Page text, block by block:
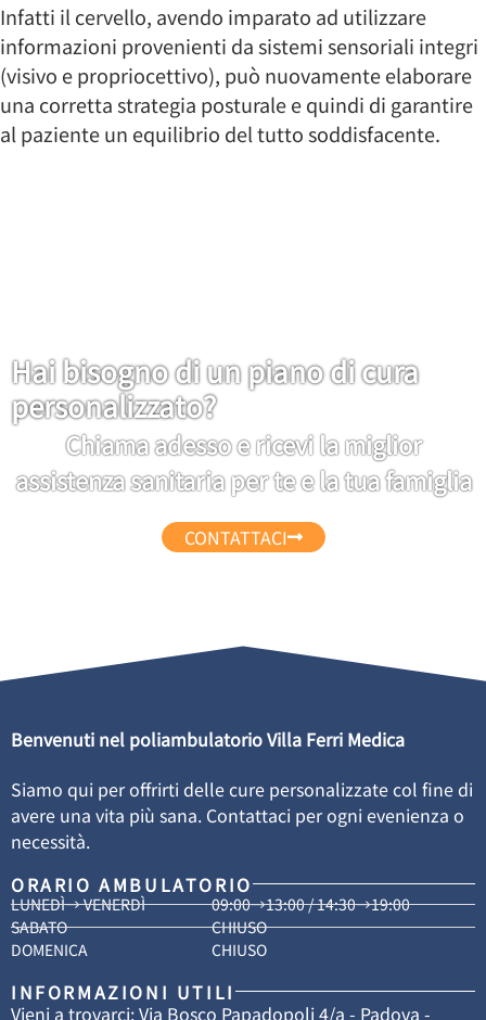
Infatti il cervello, avendo imparato ad utilizzare
informazioni provenienti da sistemi sensoriali integri
(visivo e propriocettivo), può nuovamente elaborare
una corretta strategia posturale e quindi di garantire
al paziente un equilibrio del tutto soddisfacente.
Hai bisogno di un piano di cura
personalizzato?
Chiama adesso e ricevi la miglior
assistenza sanitaria per te e la tua famiglia
CONTATTACI
Benvenuti nel poliambulatorio Villa Ferri Medica
Siamo qui per offrirti delle cure personalizzate col fine di
avere una vita più sana. Contattaci per ogni evenienza o
necessità.
ORARIO AMBULATORIO
LUNEDÌ→ VENERDÌ
SABATO
DOMENICA
09:00→13:00 / 14:30→19:00
CHIUSO
CHIUSO
INFORMAZIONI UTILI
Vieni a trovarci: Via Bosco Papadopoli 4/a - Padova -